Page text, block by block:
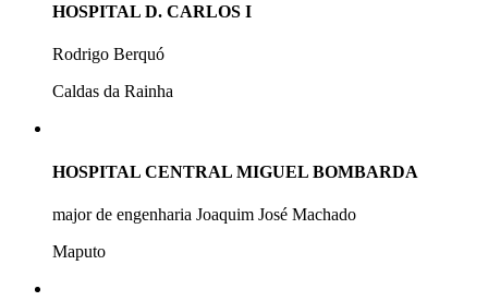
HOSPITAL D. CARLOS I
Rodrigo Berquó
Caldas da Rainha
HOSPITAL CENTRAL MIGUEL BOMBARDA
major de engenharia Joaquim José Machado
Maputo